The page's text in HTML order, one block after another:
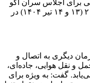
برای اجلاس سران اکو
خواهد بود که در روز‌های ۳ و ۴ ژوئیه ۲۰۲۵ (۱۳ و ۱۴ تیر ۱۴۰۴) در
دیگری به اتصال و
و نقل هوایی، جاده‌ای،
گفت: به ویژه برای